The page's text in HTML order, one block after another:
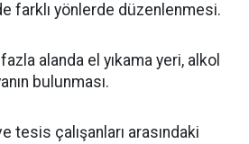
farklı yönlerde düzenlenmesi.
alanda el yıkama yeri, alkol
bulunması.
tesis çalışanları arasındaki